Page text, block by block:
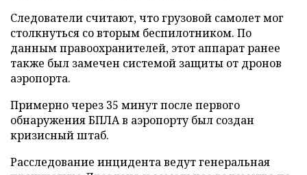
Следователи считают, что грузовой самолет мог
столкнуться со вторым беспилотником. По
данным правоохранителей, этот аппарат ранее
также был замечен системой защиты от дронов
аэропорта.
Примерно через 35 минут после первого
обнаружения БПЛА в аэропорту был создан
кризисный штаб.
Расследование инцидента ведут генеральная